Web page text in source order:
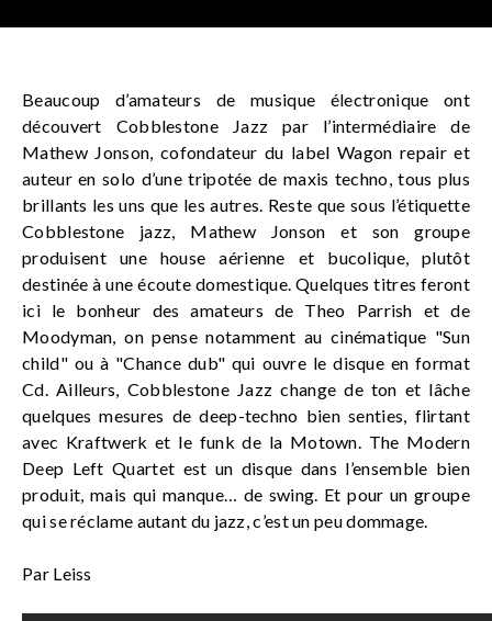
Beaucoup d’amateurs de musique électronique ont
découvert Cobblestone Jazz par l’intermédiaire de
Mathew Jonson, cofondateur du label Wagon repair et
auteur en solo d’une tripotée de maxis techno, tous plus
brillants les uns que les autres. Reste que sous l’étiquette
Cobblestone jazz, Mathew Jonson et son groupe
produisent une house aérienne et bucolique, plutôt
destinée à une écoute domestique. Quelques titres feront
ici le bonheur des amateurs de Theo Parrish et de
Moodyman, on pense notamment au cinématique "Sun
child" ou à "Chance dub" qui ouvre le disque en format
Cd. Ailleurs, Cobblestone Jazz change de ton et lâche
quelques mesures de deep-techno bien senties, flirtant
avec Kraftwerk et le funk de la Motown. The Modern
Deep Left Quartet est un disque dans l’ensemble bien
produit, mais qui manque… de swing. Et pour un groupe
qui se réclame autant du jazz, c’est un peu dommage.
Par Leiss